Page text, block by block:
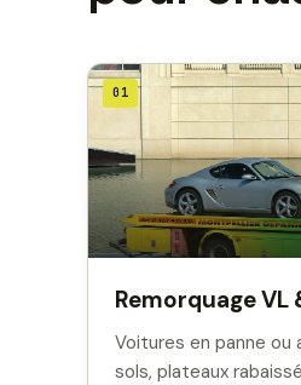
01
Remorquage
Voitures en panne
sols, plateaux